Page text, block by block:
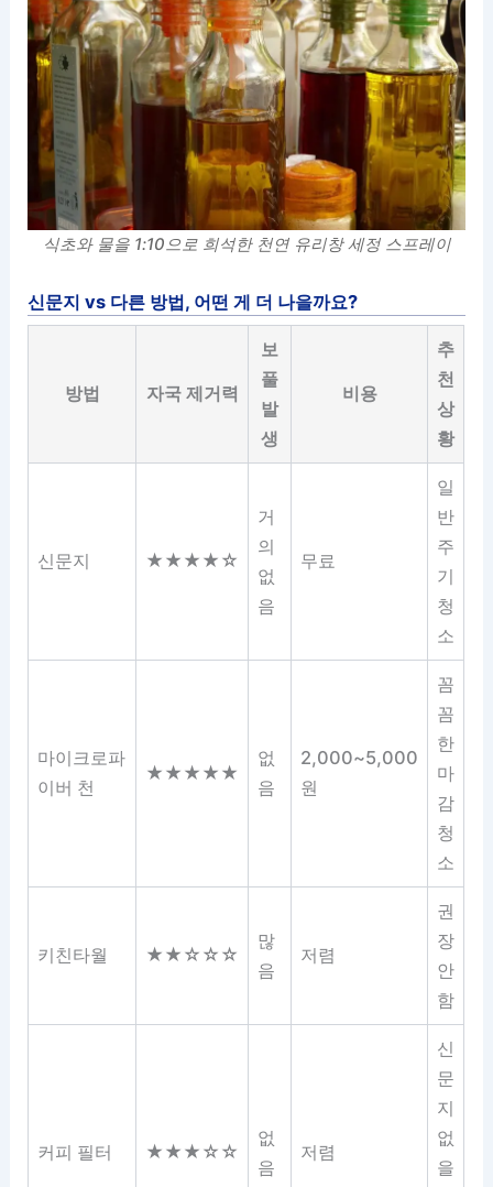
식초와 물을 1:10으로 희석한 천연 유리창 세정 스프레이
신문지 vs 다른 방법, 어떤 게 더 나을까요?
방법 자국 제거력
보
풀
발
생
비용
추
천
상
황
신문지 ★★★★☆
거
의
없
음
무료
일
반
주
기
청
소
마이크로파
이버 천
★★★★★
없
음
2,000~5,000
원
꼼
꼼
한
마
감
청
소
키친타월 ★★☆☆☆
많
음
저렴
권
장
안
함
커피 필터 ★★★☆☆
없
음
저렴
신
문
지
없
을